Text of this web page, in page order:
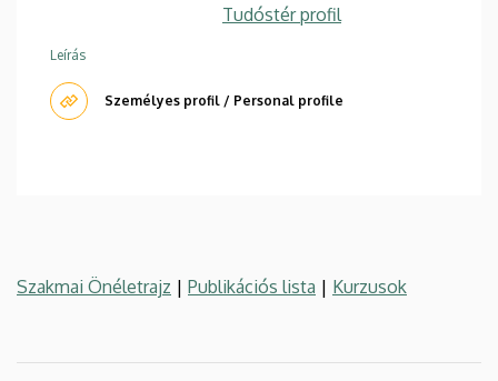
Tudóstér profil
Leírás
Személyes profil / Personal profile
Szakmai Önéletrajz | Publikációs lista | Kurzusok